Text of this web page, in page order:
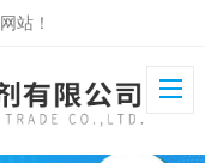
站！